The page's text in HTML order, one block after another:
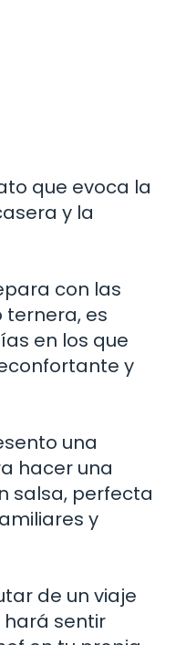
que evoca la
y la
con las
ternera, es
en los que
y
una
hacer una
salsa, perfecta
y
de un viaje
sentir